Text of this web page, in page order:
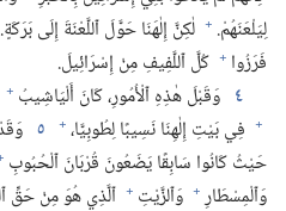
لِيَلْعَنَهُمْ.‏ + لٰكِنَّ إِلٰهَنَا حَوَّلَ ٱللَّعْنَةَ إِلَى بَرَكَةٍ.‏
فَرَزُوا + كُلَّ ٱللَّفِيفِ مِنْ إِسْرَائِيلَ.‏
٤ وَقَبْلَ هٰذِهِ ٱلْأُمُورِ،‏ كَانَ أَلْيَاشِيبُ +
+ فِي بَيْتِ إِلٰهِنَا نَسِيبًا لِطُوبِيَّا،‏ + ٥
حَيْثُ كَانُوا سَابِقًا يَضَعُونَ قُرْبَانَ ٱلْحُبُوبِ
وَٱلْمِسْطَارِ + وَٱلزَّيْتِ + ٱلَّذِي هُوَ مِنْ حَقِّ